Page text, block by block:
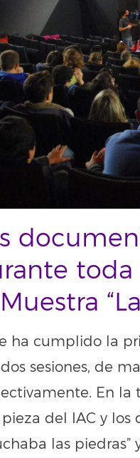
toda
ha cumplido la
sesiones, de
En la
del IAC y los
las piedras”